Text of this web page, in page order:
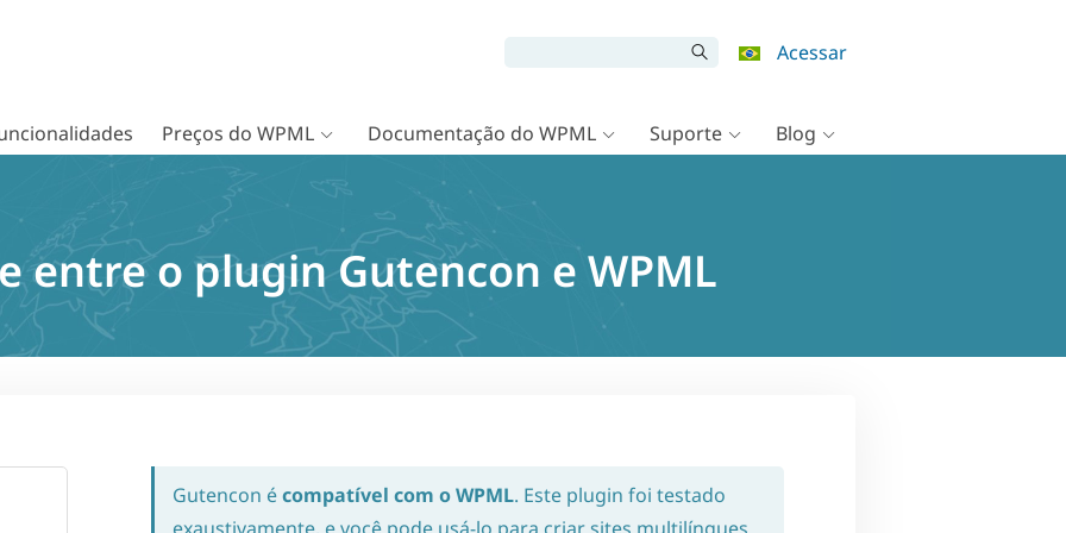
Acessar
Preços do WPML Documentação do WPML Suporte Blog
entre o plugin Gutencon e WPML
Gutencon écompatível com o WPML. Este plugin foi testado